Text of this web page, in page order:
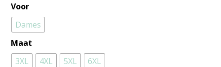
Voor
Dames
Maat
3XL
4XL 5XL
6XL